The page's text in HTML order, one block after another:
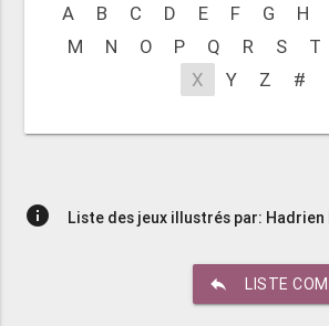
A B C D E F G H
M
N O P Q R S T
X
Y Z #
info Liste des jeux illustrés par: Hadrien
reply LISTE